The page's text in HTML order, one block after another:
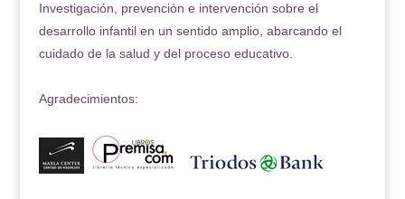
Investigación, prevención e intervención sobre el
desarrollo infantil en un sentido amplio, abarcando el
cuidado de la salud y del proceso educativo.
Agradecimientos: